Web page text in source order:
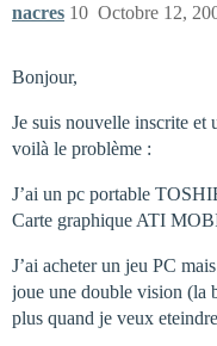
nacres Octobre 12,
10
Bonjour,
Je suis nouvelle inscrite et
voilà le problème :
J’ai un pc portable
Carte graphique ATI
J’ai acheter un jeu PC
joue une double vision (la
plus quand je veux